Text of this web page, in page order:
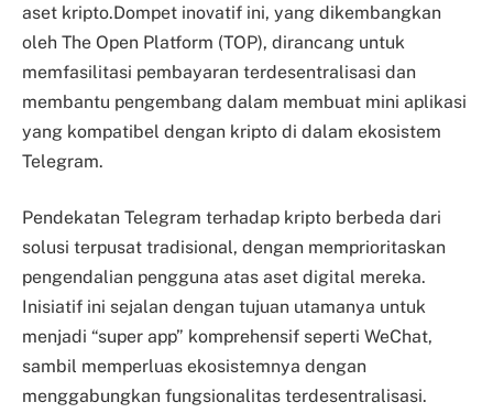
aset kripto.Dompet inovatif ini, yang dikembangkan
oleh The Open Platform (TOP), dirancang untuk
memfasilitasi pembayaran terdesentralisasi dan
membantu pengembang dalam membuat mini aplikasi
yang kompatibel dengan kripto di dalam ekosistem
Telegram.
Pendekatan Telegram terhadap kripto berbeda dari
solusi terpusat tradisional, dengan memprioritaskan
pengendalian pengguna atas aset digital mereka.
Inisiatif ini sejalan dengan tujuan utamanya untuk
menjadi “super app” komprehensif seperti WeChat,
sambil memperluas ekosistemnya dengan
menggabungkan fungsionalitas terdesentralisasi.